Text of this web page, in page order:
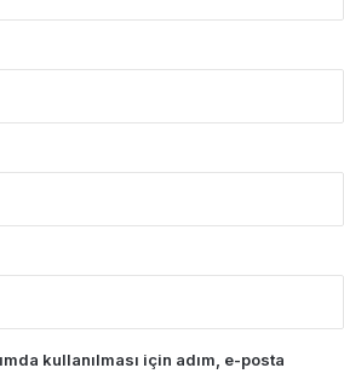
kullanılması için adım, e-posta